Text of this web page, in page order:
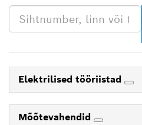
Elektrilised tööriistad
Mõõtevahendid